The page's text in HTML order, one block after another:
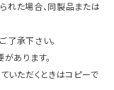
れた場合、同製品または
了承下さい。
あります。
いただくときはコピーで